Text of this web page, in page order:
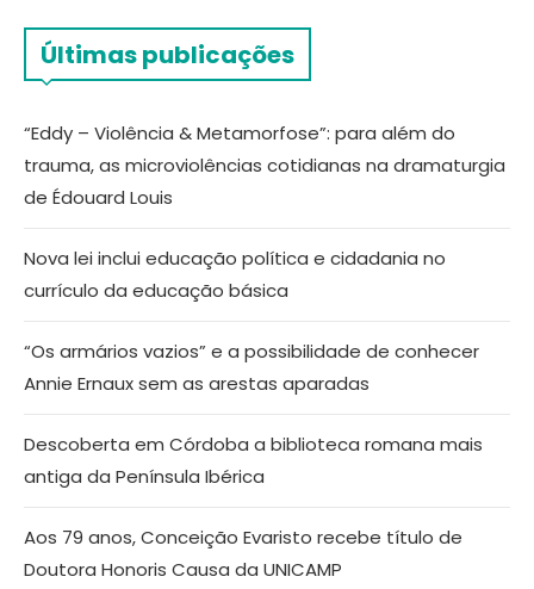
Últimas publicações
“Eddy – Violência & Metamorfose”: para além do
trauma, as microviolências cotidianas na dramaturgia
de Édouard Louis
Nova lei inclui educação política e cidadania no
currículo da educação básica
“Os armários vazios” e a possibilidade de conhecer
Annie Ernaux sem as arestas aparadas
Descoberta em Córdoba a biblioteca romana mais
antiga da Península Ibérica
Aos 79 anos, Conceição Evaristo recebe título de
Doutora Honoris Causa da UNICAMP